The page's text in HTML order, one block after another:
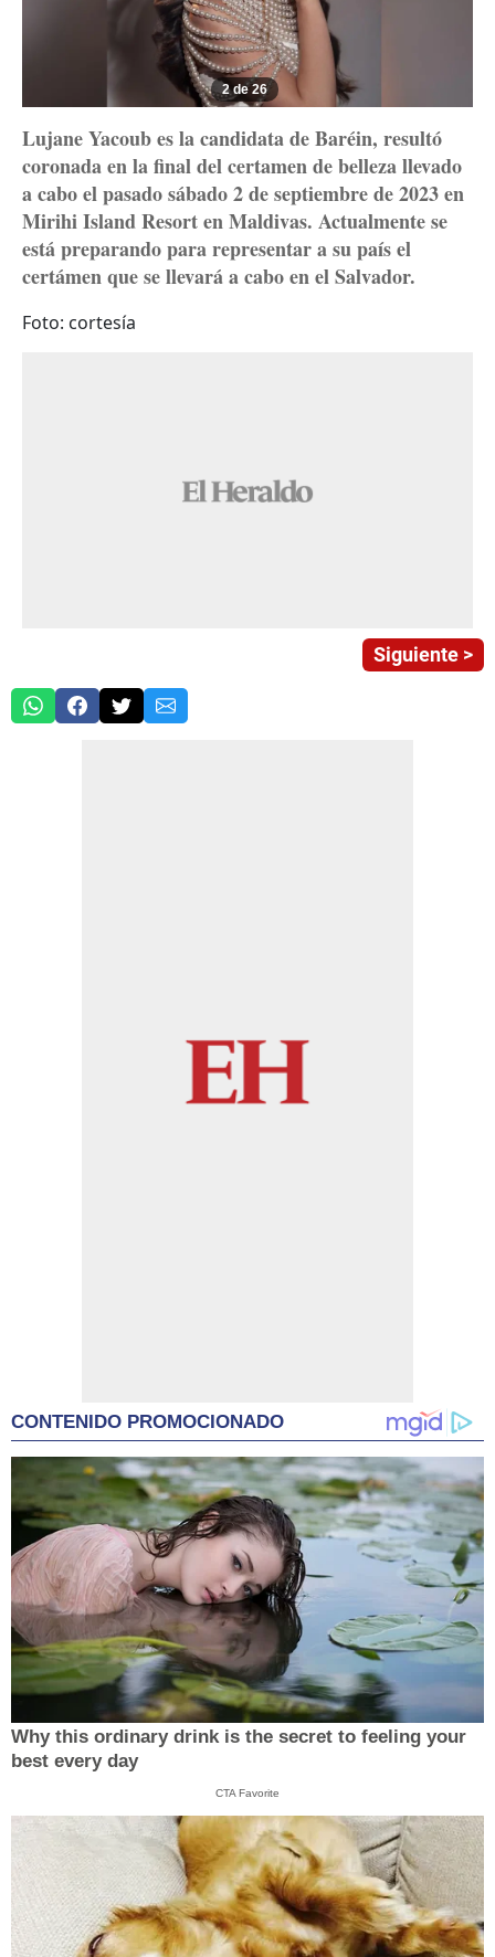
2 de 26
Lujane Yacoub es la candidata de Baréin, resultó
coronada en la final del certamen de belleza llevado
a cabo el pasado sábado 2 de septiembre de 2023 en
Mirihi Island Resort en Maldivas. Actualmente se
está preparando para representar a su país el
certámen que se llevará a cabo en el Salvador.
Foto: cortesía
Siguiente >
CONTENIDO PROMOCIONADO
Why this ordinary drink is the secret to feeling your
best every day
CTA Favorite